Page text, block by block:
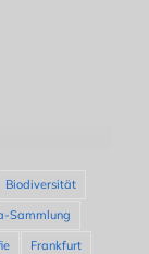
Biodiversität
Sammlung
Frankfurt